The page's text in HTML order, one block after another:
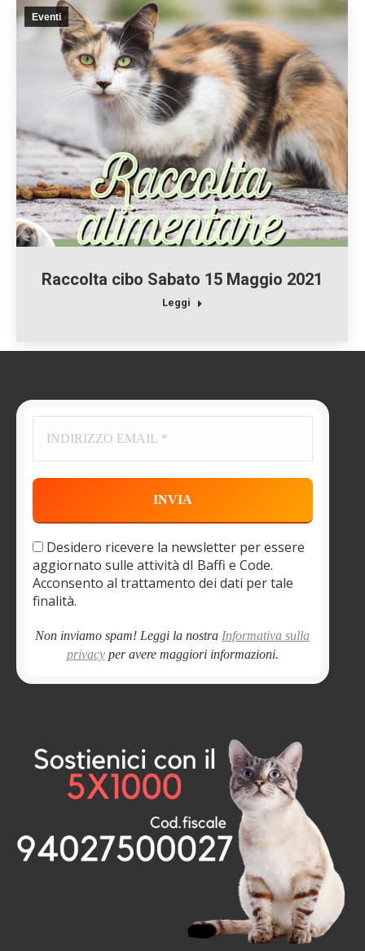
Eventi
Raccolta cibo Sabato 15 Maggio 2021
Leggi
Desidero ricevere la newsletter per essere
aggiornato sulle attività dI Baffi e Code.
Acconsento al trattamento dei dati per tale
finalità.
Non inviamo spam! Leggi la nostra Informativa sulla
privacyper avere maggiori informazioni.